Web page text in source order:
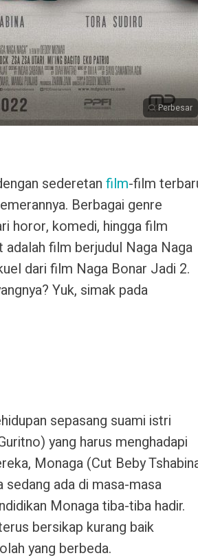
Perbesar
sederetan film-film
Berbagai genre
horor, komedi, hingga film
film berjudul Naga Naga
dari film Naga Bonar Jadi 2.
Yuk, simak pada
sepasang suami istri
yang harus menghadapi
Monaga (Cut Beby
sedang ada di masa-masa
Monaga tiba-tiba hadir.
bersikap kurang baik
yang berbeda.